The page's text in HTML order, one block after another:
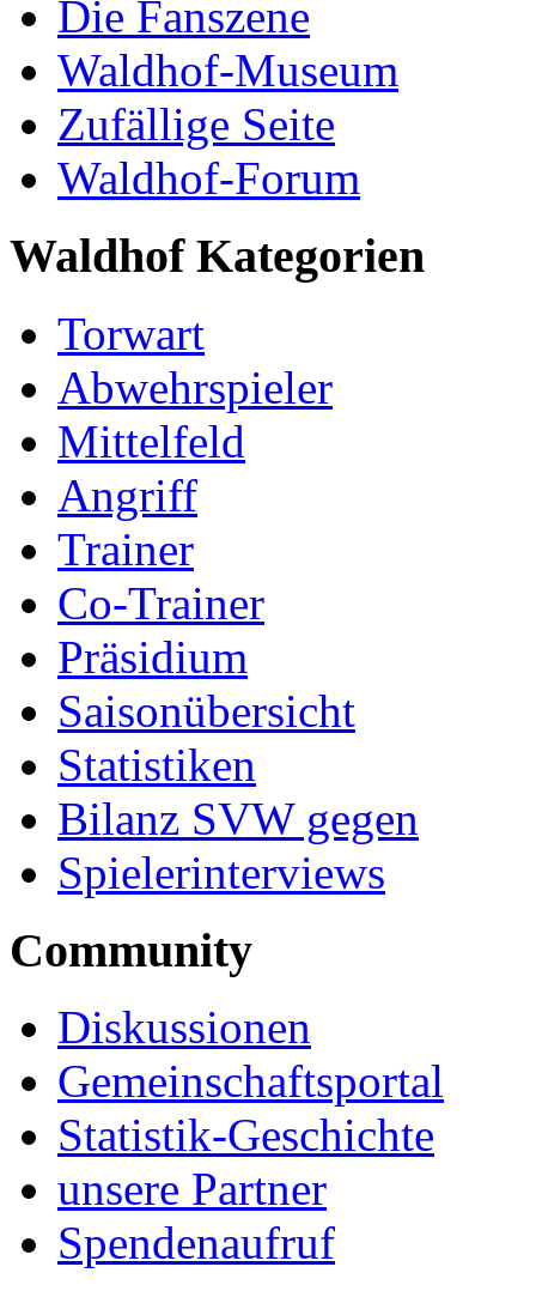
Die Fanszene
Waldhof-Museum
Zufällige Seite
Waldhof-Forum
Waldhof Kategorien
Torwart
Abwehrspieler
Mittelfeld
Angriff
Trainer
Co-Trainer
Präsidium
Saisonübersicht
Statistiken
Bilanz SVW gegen
Spielerinterviews
Community
Diskussionen
Gemeinschaftsportal
Statistik-Geschichte
unsere Partner
Spendenaufruf